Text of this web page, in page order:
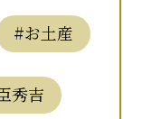
#お土産
秀吉